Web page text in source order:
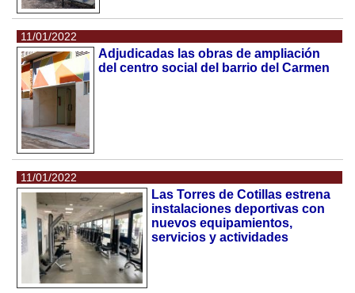
11/01/2022
Adjudicadas las obras de ampliación
del centro social del barrio del Carmen
11/01/2022
Las Torres de Cotillas estrena
instalaciones deportivas con
nuevos equipamientos,
servicios y actividades